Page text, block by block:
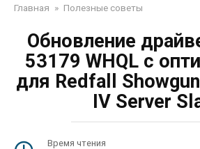
Главная » Полезные советы
Обновление
53179 WHQL с
для Redfall
IV Server
Время чтения